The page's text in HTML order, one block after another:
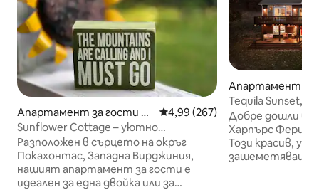
Апартамент за гости –
Marlinton
Средна оценка: 4,99 от 5,
4,99 (267)
Sunflower Cottage – уютно
романтично място за почивка в
планината
Разположен в сърцето на окръг
Покахонтас, Западна Вирджиния,
нашият апартамент за гости е
идеален за една двойка или за
Апартамент за
Harpers Ferry
Tequila Sunset,
първи етаж!
Добре дошли в
Харпърс Фери,
Този красив,
зашеметяваща